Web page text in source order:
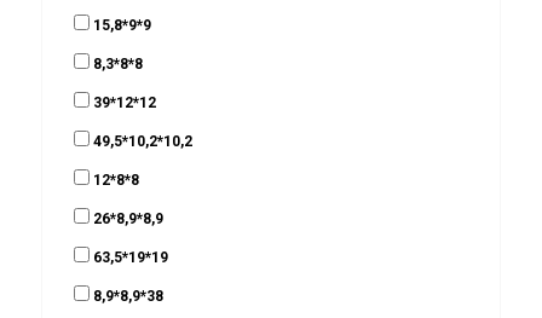
15,8*9*9
8,3*8*8
39*12*12
49,5*10,2*10,2
12*8*8
26*8,9*8,9
63,5*19*19
8,9*8,9*38